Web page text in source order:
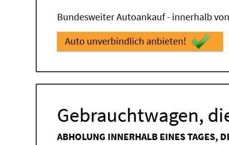
Bundesweiter Autoankauf - innerhalb
Auto unverbindlich anbieten!
Gebrauchtwagen,
ABHOLUNG INNERHALB EINES TAGES,